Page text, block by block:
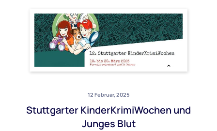
12 Februar, 2025
Stuttgarter KinderKrimiWochen und
Junges Blut